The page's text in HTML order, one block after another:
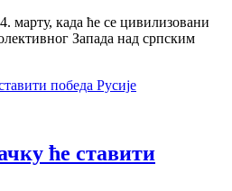
марту, када ће се цивилизовани
Запада над српским
ће ставити